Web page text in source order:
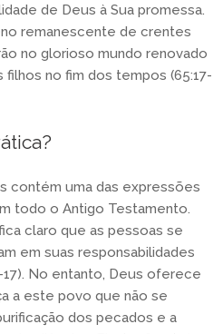
de Deus à Sua promessa.
remanescente de crentes
no glorioso mundo renovado
no fim dos tempos (65:17-
contém uma das expressões
todo o Antigo Testamento.
claro que as pessoas se
em suas responsabilidades
17). No entanto, Deus oferece
a este povo que não se
dos pecados e a